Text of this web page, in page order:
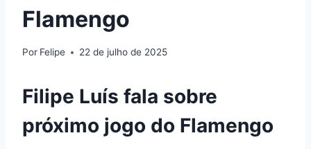
Flamengo
Por Felipe 22 de julho de 2025
Filipe Luís fala sobre
próximo jogo do Flamengo